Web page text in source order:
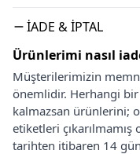
İADE & İPTAL
Ürünlerimi nasıl
Müşterilerimizin
önemlidir. Herhangi
kalmazsan ürünlerini;
etiketleri çıkarılmamış
tarihten itibaren 14